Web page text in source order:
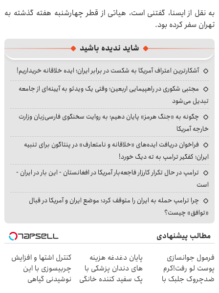
به نقل از ایسنا، گفتنی است، هیاتی از قطر چهارشنبه هفته گذشته به
تهران سفر کرده بود.
شاید ندیده باشید
آشکارترین اعتراف آمریکا به شکست در برابر ایران؛ ایده خلاقانه خریداریم!
مجتبی شکوری در راهپیمایی اربعین؛ وقتی یک ویدئو به آیینه‌ای از جامعه
تبدیل می‌شود
چگونه به «جنگ هرمز» پایان دهیم؛ به روایت سخنگوی فارسی‌زبان وزارت
خارجه آمریکا
فراخوان دریافت ایده‌های «خلاقانه و نامتعارف» در پنتاگون برای تنبیه
ایران؛ کفگیر ترامپ به ته دیگ خورد!
ترامپ در حال تکرار کارزار فاجعه‌بار آمریکا در افغانستان - این بار در ایران -
است
چرا ترامپ حمله به ایران را متوقف کرد؛ موضع ایران و آمریکا در قبال
«توافق» چیست؟
مطالب پیشنهادی
فرمول جوانسازی
پوست لو رفت!کرم
ضدچروک جلبک با
پایان دغدغه هزینه
های دندان پزشکی با
پک سفید کننده خانگی
کنترل اشتها و افزایش
چربیسوزی با این
نوشیدنی گیاهی